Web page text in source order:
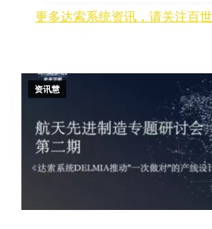
更多达索系统资讯，请关注百世
资讯慧